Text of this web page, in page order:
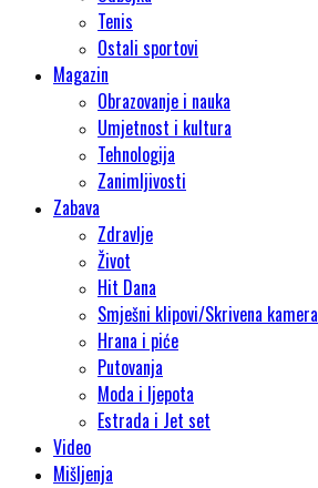
Tenis
Ostali sportovi
Magazin
Obrazovanje i nauka
Umjetnost i kultura
Tehnologija
Zanimljivosti
Zabava
Zdravlje
Život
Hit Dana
Smješni klipovi/Skrivena kamera
Hrana i piće
Putovanja
Moda i ljepota
Estrada i Jet set
Video
Mišljenja